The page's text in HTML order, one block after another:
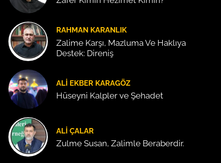
RAHMAN KARANLIK
Zalime Karşı, Mazluma Ve Haklıya
Destek: Direniş
ALI EKBER KARAGÖZ
Hüseyni Kalpler ve Şehadet
ALI ÇALAR
Zulme Susan, Zalimle Beraberdir.